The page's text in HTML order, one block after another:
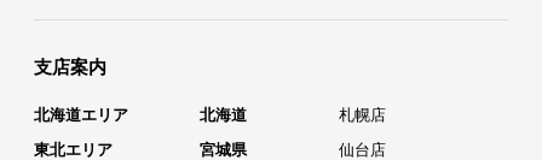
支店案内
北海道エリア 北海道
札幌店
東北エリア
宮城県
仙台店